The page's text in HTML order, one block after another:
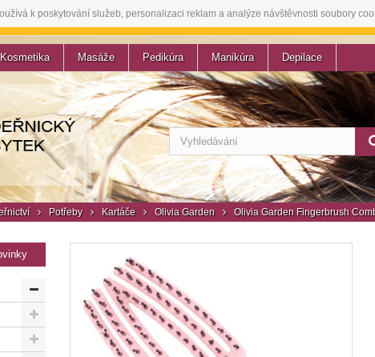
k poskytování služeb, personalizaci reklam a analýze návštěvnosti soubory
Kosmetika Masáže Pedikúra Manikúra Depilace
Potřeby Kartáče Olivia Garden Olivia Garden Fingerbrush